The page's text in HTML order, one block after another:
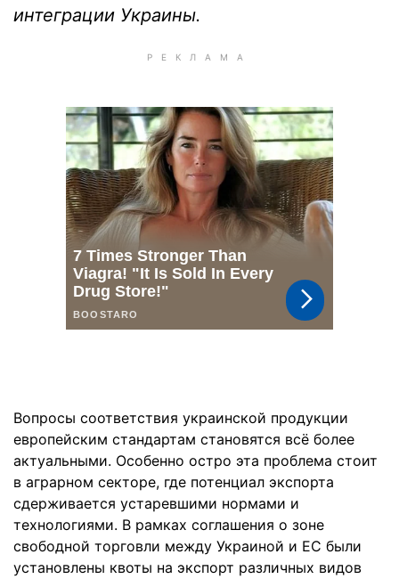
интеграции Украины.
Вопросы соответствия украинской продукции
европейским стандартам становятся всё более
актуальными. Особенно остро эта проблема стоит
в аграрном секторе, где потенциал экспорта
сдерживается устаревшими нормами и
технологиями. В рамках соглашения о зоне
свободной торговли между Украиной и ЕС были
установлены квоты на экспорт различных видов